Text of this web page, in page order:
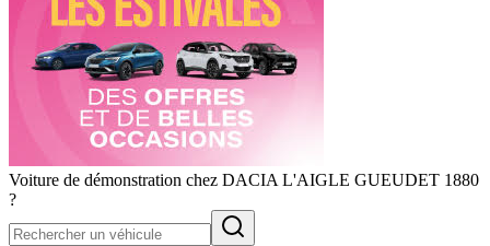
Voiture de démonstration chez DACIA L'AIGLE GUEUDET 1880
?